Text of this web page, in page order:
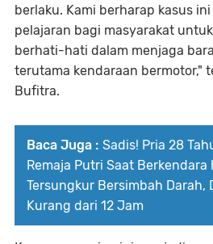
berlaku. Kami berharap kasus
pelajaran bagi masyarakat
berhati-hati dalam menjaga
terutama kendaraan bermotor,"
Bufitra.
Baca Juga : Sadis! Pria 28
Remaja Putri Saat Berkendara
Tersungkur Bersimbah Darah,
Kurang dari 12 Jam